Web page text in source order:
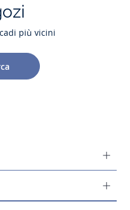
più vicini